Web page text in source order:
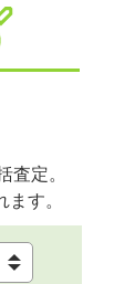
査定。
す。